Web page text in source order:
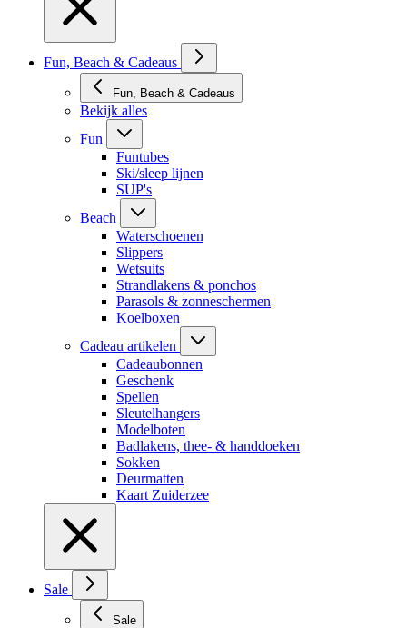
Fun, Beach & Cadeaus
Fun, Beach & Cadeaus
Bekijk alles
Fun
Funtubes
Ski/sleep lijnen
SUP's
Beach
Waterschoenen
Slippers
Wetsuits
Strandlakens & ponchos
Parasols & zonneschermen
Koelboxen
Cadeau artikelen
Cadeaubonnen
Geschenk
Spellen
Sleutelhangers
Modelboten
Badlakens, thee- & handdoeken
Sokken
Deurmatten
Kaart Zuiderzee
Sale
Sale